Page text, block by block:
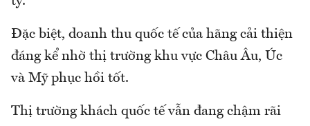
Đặc biệt, doanh thu quốc tế của hãng cải thiện
đáng kể nhờ thị trường khu vực Châu Âu, Úc
và Mỹ phục hồi tốt.
Thị trường khách quốc tế vẫn đang chậm rãi